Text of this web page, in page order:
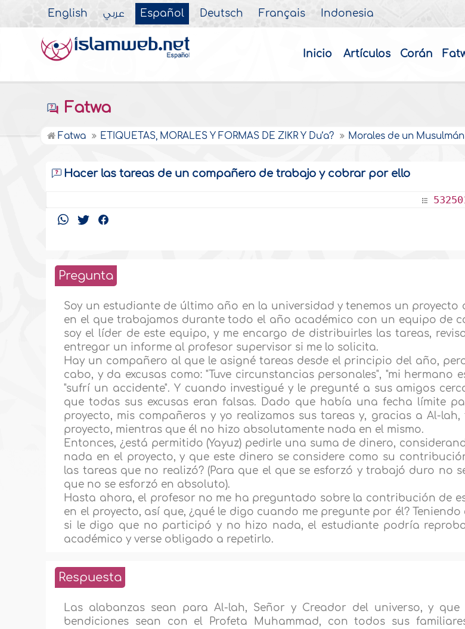
English عربي Español Deutsch Français Indonesia
Inicio Artículos Corán
Fatwa
Fatwa ETIQUETAS, MORALES Y FORMAS DE ZIKR Y Du‘a? Morales de un
Hacer las tareas de un compañero de trabajo y cobrar por ello
Pregunta
Soy un estudiante de último año en la universidad y tenemos un proyecto
en el que trabajamos durante todo el año académico con un equipo de
soy el líder de este equipo, y me encargo de distribuirles las tareas,
entregar un informe al profesor supervisor si me lo solicita.
Hay un compañero al que le asigné tareas desde el principio del año,
cabo, y da excusas como: "Tuve circunstancias personales", "mi hermano
"sufrí un accidente". Y cuando investigué y le pregunté a sus amigos
que todas sus excusas eran falsas. Dado que había una fecha límite
proyecto, mis compañeros y yo realizamos sus tareas y, gracias a Al-lah,
proyecto, mientras que él no hizo absolutamente nada en el mismo.
Entonces, ¿está permitido (Yayuz) pedirle una suma de dinero,
nada en el proyecto, y que este dinero se considere como su
las tareas que no realizó? (Para que el que se esforzó y trabajó duro no
que no se esforzó en absoluto).
Hasta ahora, el profesor no me ha preguntado sobre la contribución de
en el proyecto, así que, ¿qué le digo cuando me pregunte por él?
si le digo que no participó y no hizo nada, el estudiante podría
académico y verse obligado a repetirlo.
Respuesta
Las alabanzas sean para Al-lah, Señor y Creador del universo, y
bendiciones sean con el Profeta Muhammad, con todos sus